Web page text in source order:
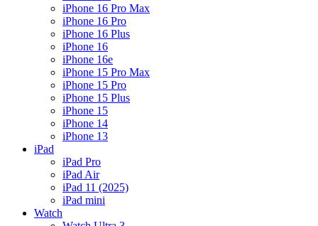
iPhone 16 Pro Max
iPhone 16 Pro
iPhone 16 Plus
iPhone 16
iPhone 16e
iPhone 15 Pro Max
iPhone 15 Pro
iPhone 15 Plus
iPhone 15
iPhone 14
iPhone 13
iPad
iPad Pro
iPad Air
iPad 11 (2025)
iPad mini
Watch